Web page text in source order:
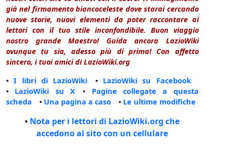
già nel firmamento biancoceleste dove starai cercando
nuove storie, nuovi elementi da poter raccontare ai
lettori con il tuo stile inconfondibile. Buon viaggio
nostro grande Maestro! Guida ancora LazioWiki
ovunque tu sia, adesso più di prima! Con affetto
sincero, i tuoi amici di LazioWiki.org
•I libri di LazioWiki • LazioWiki su Facebook
• LazioWiki su X • Pagine collegate a questa
scheda • Una pagina a caso • Le ultime modifiche
• Nota per i lettori di LazioWiki.org che
accedono al sito con un cellulare